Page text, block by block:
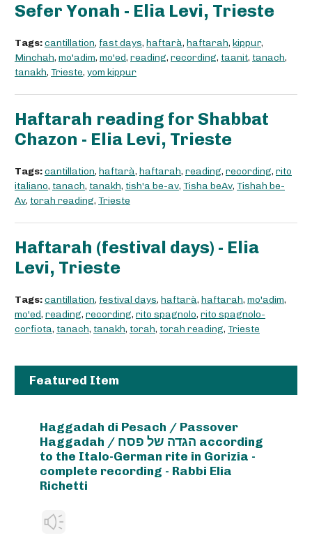
Sefer Yonah - Elia Levi, Trieste
Tags:cantillation, fast days, haftarà, haftarah, kippur,
Minchah, mo'adim, mo'ed, reading, recording, taanit, tanach,
tanakh, Trieste, yom kippur
Haftarah reading for Shabbat
Chazon - Elia Levi, Trieste
Tags:cantillation, haftarà, haftarah, reading, recording, rito
italiano, tanach, tanakh, tish'a be-av, Tisha beAv, Tishah be-
Av, torah reading, Trieste
Haftarah (festival days) - Elia
Levi, Trieste
Tags:cantillation, festival days, haftarà, haftarah, mo'adim,
mo'ed, reading, recording, rito spagnolo, rito spagnolo-
corfiota, tanach, tanakh, torah, torah reading, Trieste
Featured Item
Haggadah di Pesach / Passover
Haggadah / הגדה של פסח according
to the Italo-German rite in Gorizia -
complete recording - Rabbi Elia
Richetti